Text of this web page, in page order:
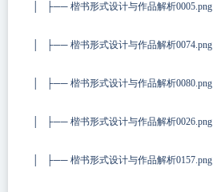
│ ├── 楷书形式设计与作品解析0005.png
│ ├── 楷书形式设计与作品解析0074.png
│ ├── 楷书形式设计与作品解析0080.png
│ ├── 楷书形式设计与作品解析0026.png
│ ├── 楷书形式设计与作品解析0157.png